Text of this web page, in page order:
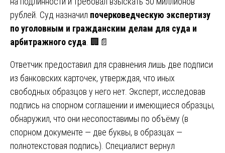
рублей. Суд назначил почерковедческую экспертизу
по уголовным и гражданским делам для суда и
арбитражного суда . 🏢📄
Ответчик предоставил для сравнения лишь две подписи
из банковских карточек, утверждая, что иных
свободных образцов у него нет. Эксперт, исследовав
подпись на спорном соглашении и имеющиеся образцы,
обнаружил, что они несопоставимы по объёму (в
спорном документе — две буквы, в образцах —
полнотекстовая подпись). Специалист вернул